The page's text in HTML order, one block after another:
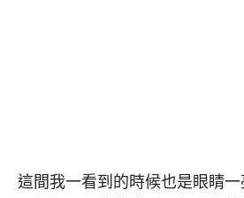
這間我一看到的時候也是眼睛